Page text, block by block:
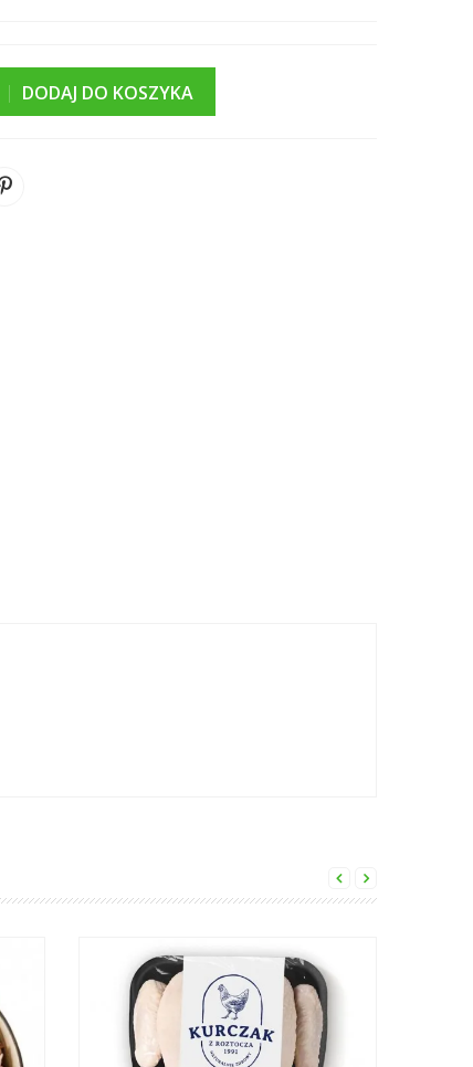
DODAJ DO KOSZYKA